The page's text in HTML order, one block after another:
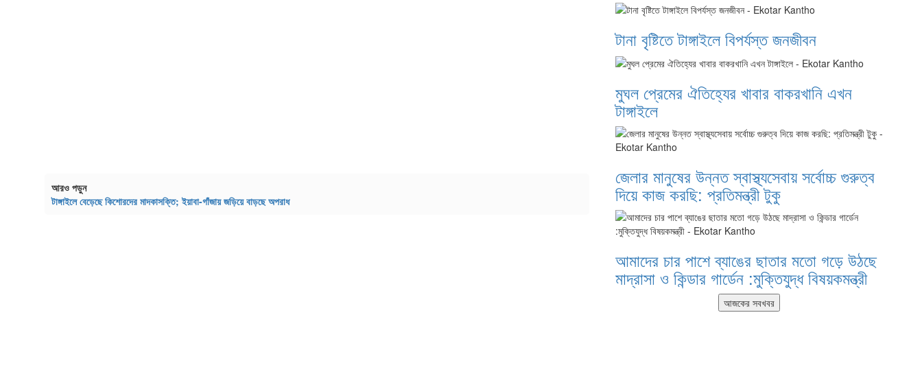
আরও পড়ুন
টাঙ্গাইলে বেড়েছে কিশোরদের মাদকাসক্তি; ইয়াবা-গাঁজায় জড়িয়ে বাড়ছে অপরাধ
টানা বৃষ্টিতে টাঙ্গাইলে বিপর্যস্ত জনজীবন
মুঘল প্রেমের ঐতিহ্যের খাবার বাকরখানি এখন
টাঙ্গাইলে
জেলার মানুষের উন্নত স্বাস্থ্যসেবায় সর্বোচ্চ গুরুত্ব
দিয়ে কাজ করছি: প্রতিমন্ত্রী টুকু
আমাদের চার পাশে ব্যাঙের ছাতার মতো গড়ে উঠছে
মাদ্রাসা ও কিন্ডার গার্ডেন :মুক্তিযুদ্ধ বিষয়কমন্ত্রী